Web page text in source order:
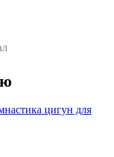
цигун для